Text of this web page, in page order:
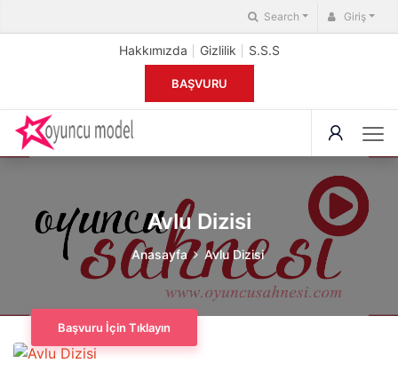
Search Giriş
Hakkımızda Gizlilik S.S.S
BAŞVURU
Avlu Dizisi
Anasayfa Avlu Dizisi
Başvuru İçin Tıklayın